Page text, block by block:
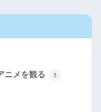
ニメを観る 3